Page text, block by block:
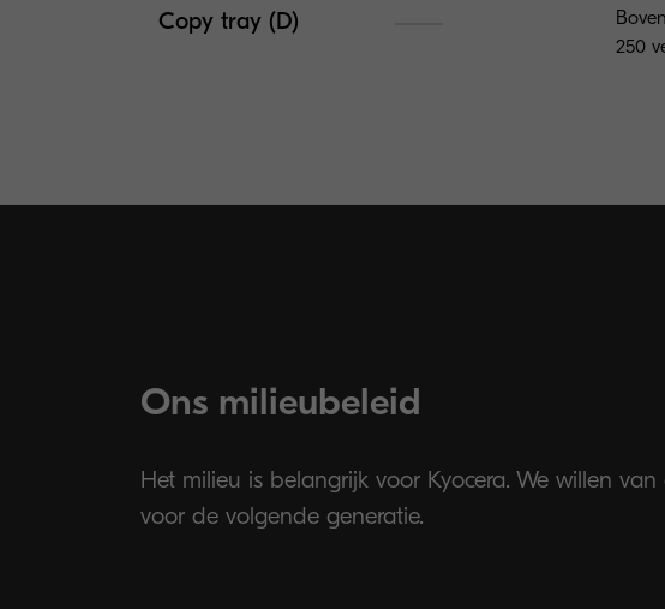
Copy tray (D)
250
Ons milieubeleid
Het milieu is belangrijk voor Kyocera. We willen
voor de volgende generatie.